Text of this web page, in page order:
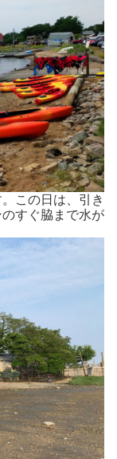
この日は、引き
すぐ脇まで水が